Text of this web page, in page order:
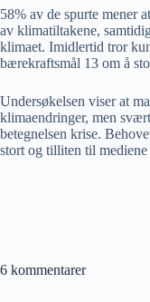
58% av de spurte mener
av klimatiltakene,
klimaet. Imidlertid tror
bærekraftsmål 13 om å
Undersøkelsen viser at
klimaendringer, men
betegnelsen krise.
stort og tilliten til
6 kommentarer